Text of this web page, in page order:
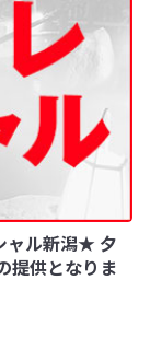
ャル新潟★ 夕
提供となりま